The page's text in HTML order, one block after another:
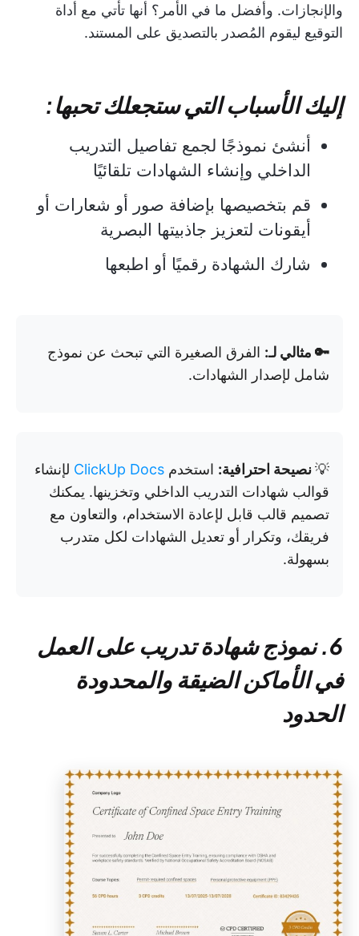
والإنجازات. وأفضل ما في الأمر؟ أنها تأتي مع أداة
التوقيع ليقوم المُصدر بالتصديق على المستند.
إليك الأسباب التي ستجعلك تحبها:
أنشئ نموذجًا لجمع تفاصيل التدريب
الداخلي وإنشاء الشهادات تلقائيًا
قم بتخصيصها بإضافة صور أو شعارات أو
أيقونات لتعزيز جاذبيتها البصرية
شارك الشهادة رقميًا أو اطبعها
🔑 مثالي لـ: الفرق الصغيرة التي تبحث عن نموذج
شامل لإصدار الشهادات.
💡نصيحة احترافية: استخدم ClickUp Docs لإنشاء
قوالب شهادات التدريب الداخلي وتخزينها. يمكنك
تصميم قالب قابل لإعادة الاستخدام، والتعاون مع
فريقك، وتكرار أو تعديل الشهادات لكل متدرب
بسهولة.
6. نموذج شهادة تدريب على العمل
في الأماكن الضيقة والمحدودة
الحدود